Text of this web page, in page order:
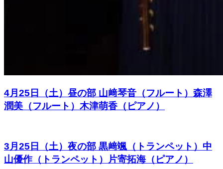
4月25日（土）昼の部 山﨑琴音（フルート）森澤
潤美（フルート）木津萌香（ピアノ）
3月25日（土）夜の部 黒﨑颯（トランペット）中
山優作（トランペット）片寄拓海（ピアノ）